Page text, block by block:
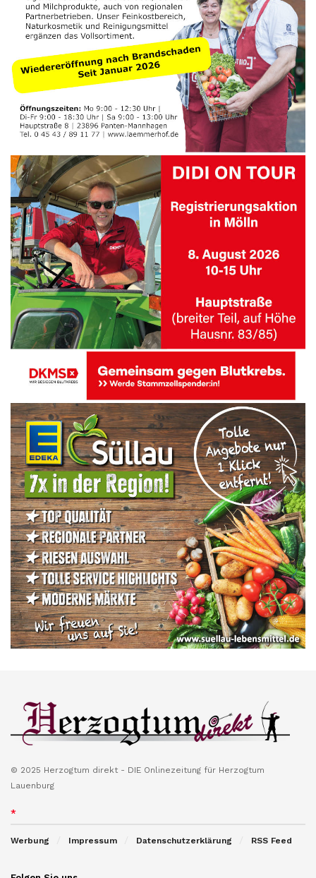
© 2025 Herzogtum direkt - DIE Onlinezeitung für Herzogtum
Lauenburg
*
Werbung Impressum Datenschutzerklärung RSS Feed